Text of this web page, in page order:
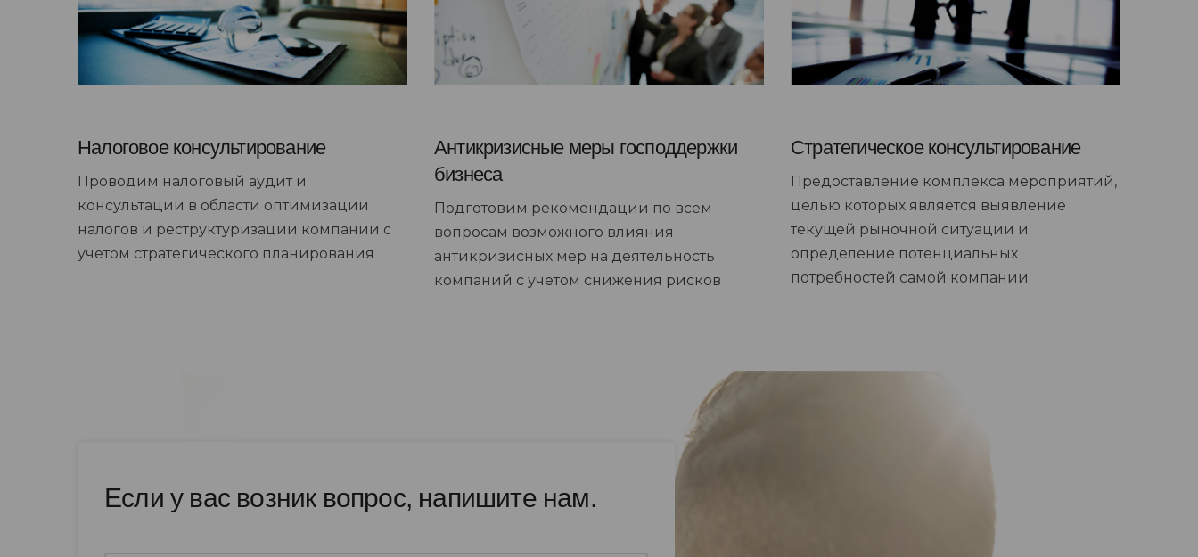
Налоговое консультирование
Проводим налоговый аудит и
консультации в области оптимизации
налогов и реструктуризации компании с
учетом стратегического планирования
Антикризисные меры господдержки
бизнеса
Подготовим рекомендации по всем
вопросам возможного влияния
антикризисных мер на деятельность
компаний с учетом снижения рисков
Стратегическое консультирование
Предоставление комплекса мероприятий,
целью которых является выявление
текущей рыночной ситуации и
определение потенциальных
потребностей самой компании
Если у вас возник вопрос, напишите нам.